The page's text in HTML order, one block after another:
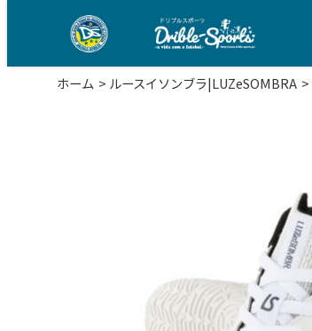
ホーム ルースイソンブラ|LUZeSOMBRA